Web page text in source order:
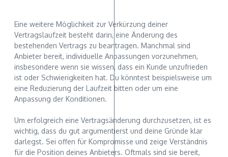
Eine weitere Möglichkeit zur Verkürzung deiner
Vertragslaufzeit besteht darin, eine Änderung des
bestehenden Vertrags zu beantragen. Manchmal sind
Anbieter bereit, individuelle Anpassungen vorzunehmen,
insbesondere wenn sie wissen, dass ein Kunde unzufrieden
ist oder Schwierigkeiten hat. Du könntest beispielsweise um
eine Reduzierung der Laufzeit bitten oder um eine
Anpassung der Konditionen.
Um erfolgreich eine Vertragsänderung durchzusetzen, ist es
wichtig, dass du gut argumentierst und deine Gründe klar
darlegst. Sei offen für Kompromisse und zeige Verständnis
für die Position deines Anbieters. Oftmals sind sie bereit,